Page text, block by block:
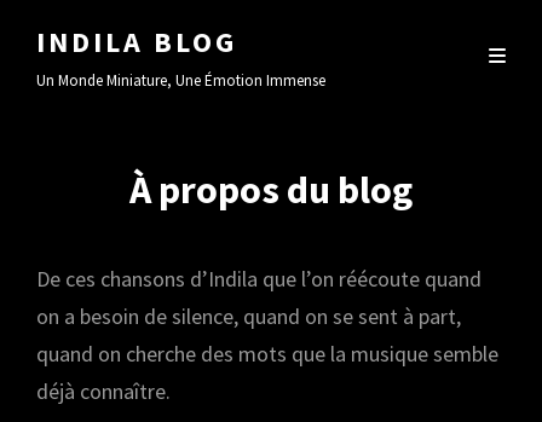
INDILA BLOG
Un Monde Miniature, Une Émotion Immense
À propos du blog
De ces chansons d’Indila que l’on réécoute quand
on a besoin de silence, quand on se sent à part,
quand on cherche des mots que la musique semble
déjà connaître.